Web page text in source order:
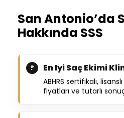
San Antonio’da
Hakkında SSS
En Iyi Saç Ekimi
ABHRS sertifikalı,
fiyatları ve tutarlı